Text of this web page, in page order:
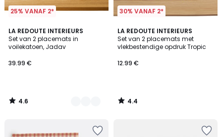
25% VANAF 2*
LA REDOUTE INTERIEURS
Set van 2 placemats in
voilekatoen, Jadav
39.99 €
4.6
/ 5
2
Kleuren
4.6
/
30% VANAF 2*
LA REDOUTE INTERIEURS
Set van 2 placemats met
vlekbestendige opdruk Tropic
12.99 €
4.4
/ 5
4.4
/